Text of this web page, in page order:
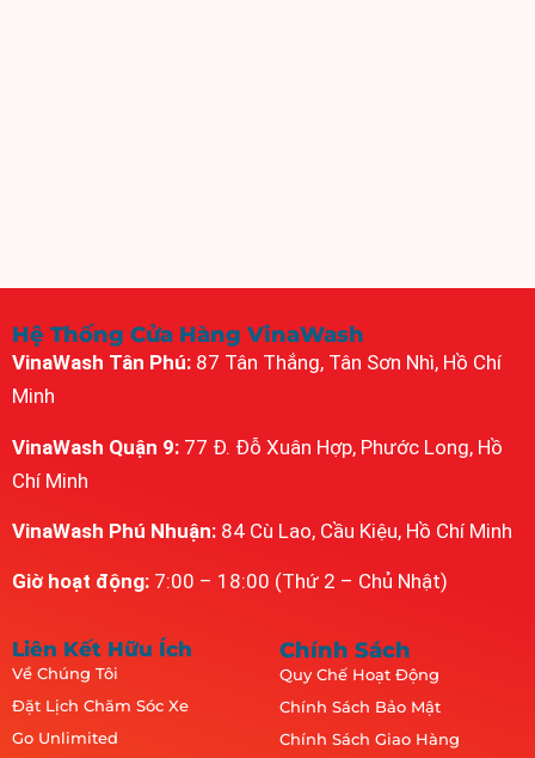
Hệ Thống Cửa Hàng VinaWash
VinaWash Tân Phú: 87 Tân Thắng, Tân Sơn Nhì, Hồ Chí
Minh
VinaWash Quận 9: 77 Đ. Đỗ Xuân Hợp, Phước Long, Hồ
Chí Minh
VinaWash Phú Nhuận: 84 Cù Lao, Cầu Kiệu, Hồ Chí Minh
Giờ hoạt động: 7:00 – 18:00 (Thứ 2 – Chủ Nhật)
Liên Kết Hữu Ích
Về Chúng Tôi
Đặt Lịch Chăm Sóc Xe
Go Unlimited
Chính Sách
Quy Chế Hoạt Động
Chính Sách Bảo Mật
Chính Sách Giao Hàng